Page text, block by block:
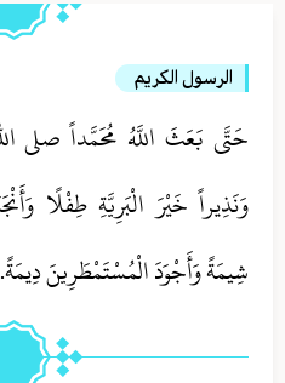
الرسول الكريم‏
حَتَّى بَعَثَ اللَّهُ مُحَمَّداً صلی
وَنَذِيراً خَيْرَ الْبَرِيَّةِ طِفْلًا
شِيمَةً وَأَجْوَدَ الْمُسْتَمْطَرِينَ دِيمَةً.